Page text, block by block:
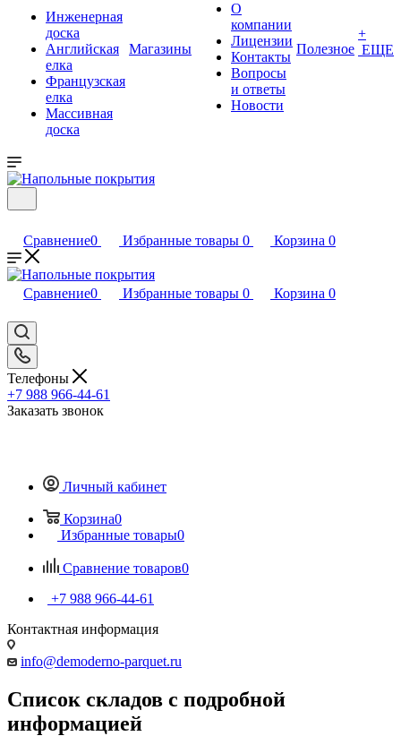
Инженерная
доска
Английская
елка
Французская
елка
Массивная
доска
Магазины
О
компании
Лицензии
Контакты
Вопросы
и ответы
Новости
Полезное
+
ЕЩЕ
Сравнение0 Избранные товары 0 Корзина 0
Сравнение0 Избранные товары 0 Корзина 0
Телефоны
+7 988 966-44-61
Заказать звонок
Личный кабинет
Корзина0
Избранные товары0
Сравнение товаров0
+7 988 966-44-61
Контактная информация
info@demoderno-parquet.ru
Список складов с подробной
информацией